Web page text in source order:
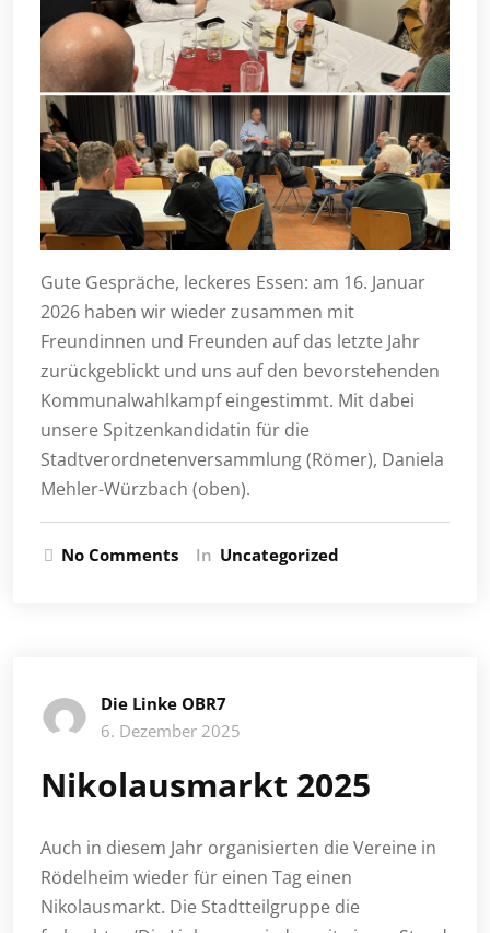
Gute Gespräche, leckeres Essen: am 16. Januar
2026 haben wir wieder zusammen mit
Freundinnen und Freunden auf das letzte Jahr
zurückgeblickt und uns auf den bevorstehenden
Kommunalwahlkampf eingestimmt. Mit dabei
unsere Spitzenkandidatin für die
Stadtverordnetenversammlung (Römer), Daniela
Mehler-Würzbach (oben).
No Comments In Uncategorized
Die Linke OBR7
6. Dezember 2025
Nikolausmarkt 2025
Auch in diesem Jahr organisierten die Vereine in
Rödelheim wieder für einen Tag einen
Nikolausmarkt. Die Stadtteilgruppe die